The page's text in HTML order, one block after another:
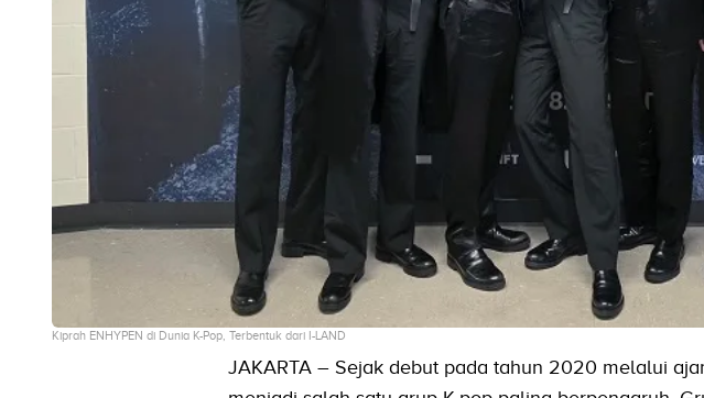
Kiprah ENHYPEN di Dunia K-Pop, Terbentuk dari I-LAND
JAKARTA – Sejak debut pada tahun 2020 melalui